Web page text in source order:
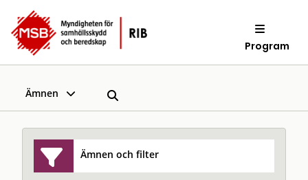
Program
Ämnen
Ämnen och filter